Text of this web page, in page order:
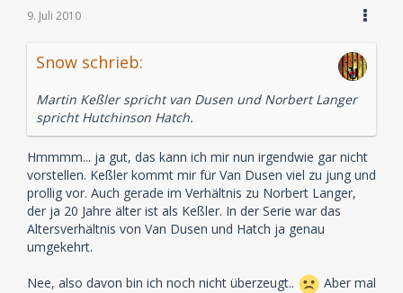
9. Juli 2010
Snow schrieb:
Martin Keßler spricht van Dusen und Norbert Langer
spricht Hutchinson Hatch.
Hmmmm... ja gut, das kann ich mir nun irgendwie gar nicht
vorstellen. Keßler kommt mir für Van Dusen viel zu jung und
prollig vor. Auch gerade im Verhältnis zu Norbert Langer,
der ja 20 Jahre älter ist als Keßler. In der Serie war das
Altersverhältnis von Van Dusen und Hatch ja genau
umgekehrt.
Nee, also davon bin ich noch nicht überzeugt..
Aber mal